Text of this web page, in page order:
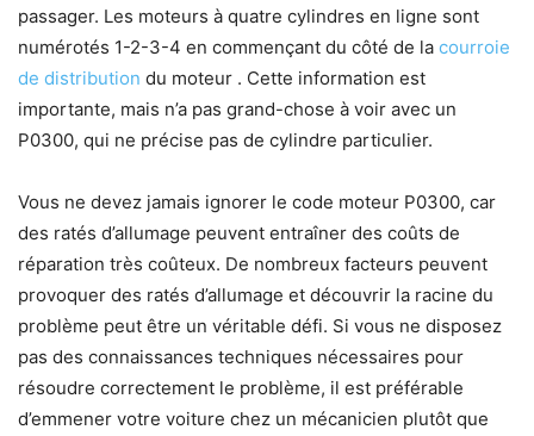
passager. Les moteurs à quatre cylindres en ligne sont
numérotés 1-2-3-4 en commençant du côté de la courroie
de distribution du moteur . Cette information est
importante, mais n’a pas grand-chose à voir avec un
P0300, qui ne précise pas de cylindre particulier.
Vous ne devez jamais ignorer le code moteur P0300, car
des ratés d’allumage peuvent entraîner des coûts de
réparation très coûteux. De nombreux facteurs peuvent
provoquer des ratés d’allumage et découvrir la racine du
problème peut être un véritable défi. Si vous ne disposez
pas des connaissances techniques nécessaires pour
résoudre correctement le problème, il est préférable
d’emmener votre voiture chez un mécanicien plutôt que